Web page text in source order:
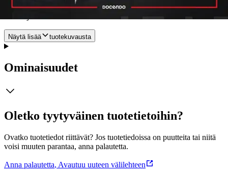
miten riittävä lepo ja palautuminen saadaan sovitettua kiireiseen työ-,
Näytä lisää tuotekuvausta
Ominaisuudet
Oletko tyytyväinen tuotetietoihin?
Ovatko tuotetiedot riittävät? Jos tuotetiedoissa on puutteita tai niitä
voisi muuten parantaa, anna palautetta.
Anna palautetta, Avautuu uuteen välilehteen